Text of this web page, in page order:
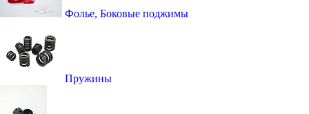
Фолье, Боковые поджимы
Пружины